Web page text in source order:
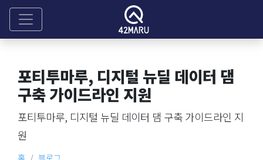
포티투마루, 디지털 뉴딜 데이터 댐
구축 가이드라인 지원
포티투마루, 디지털 뉴딜 데이터 댐 구축 가이드라인 지
원
홈
블로그